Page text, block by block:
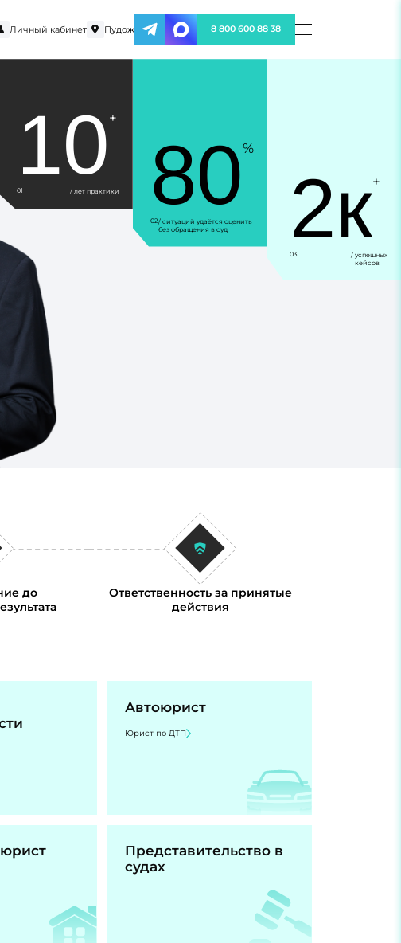
Личный кабинет Пудож 8 800 600 88 38
10 +
01 / лет практики 80%
02/ ситуаций удаётся оценить
без обращения в суд
2к+
03
/ успешных
кейсов
до
Ответственность за принятые
действия
Автоюрист
Юрист по ДТП
Представительство в
судах